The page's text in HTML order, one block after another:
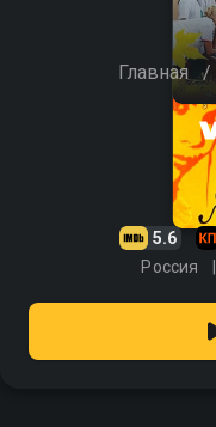
Главная /
5.6
Россия